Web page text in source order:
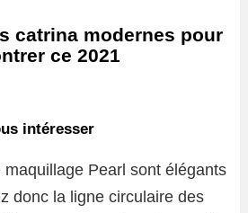
catrina modernes pour
ce 2021
intéresser
Pearl sont élégants
donc la ligne circulaire des